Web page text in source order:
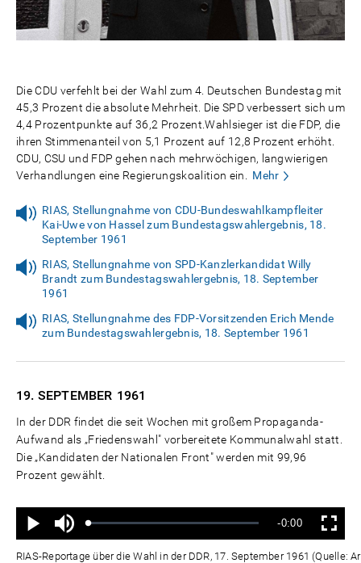
Die CDU verfehlt bei der Wahl zum 4. Deutschen Bundestag mit
45,3 Prozent die absolute Mehrheit. Die SPD verbessert sich um
4,4 Prozentpunkte auf 36,2 Prozent.Wahlsieger ist die FDP, die
ihren Stimmenanteil von 5,1 Prozent auf 12,8 Prozent erhöht.
CDU, CSU und FDP gehen nach mehrwöchigen, langwierigen
Verhandlungen eine Regierungskoalition ein.
Mehr
RIAS, Stellungnahme von CDU-Bundeswahlkampfleiter
Kai-Uwe von Hassel zum Bundestagswahlergebnis, 18.
September 1961
RIAS, Stellungnahme von SPD-Kanzlerkandidat Willy
Brandt zum Bundestagswahlergebnis, 18. September
1961
RIAS, Stellungnahme des FDP-Vorsitzenden Erich Mende
zum Bundestagswahlergebnis, 18. September 1961
19. SEPTEMBER 1961
In der DDR findet die seit Wochen mit großem Propaganda-
Aufwand als „Friedenswahl" vorbereitete Kommunalwahl statt.
Die „Kandidaten der Nationalen Front" werden mit 99,96
Prozent gewählt.
Wiedergabe
Ton
aus
Geladen:
Status:
Verbleibende
Zeit
-0:00 Vollbild
RIAS-Reportage über die Wahl in der DDR, 17. September 1961 (Quelle: